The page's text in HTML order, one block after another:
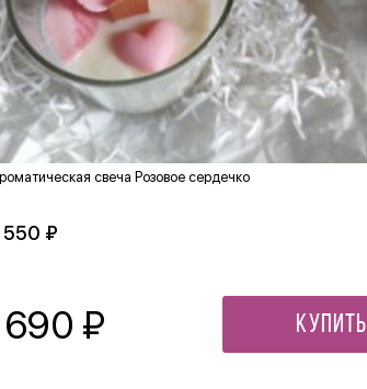
свеча Розовое сердечко
550 ₽
₽ Купить